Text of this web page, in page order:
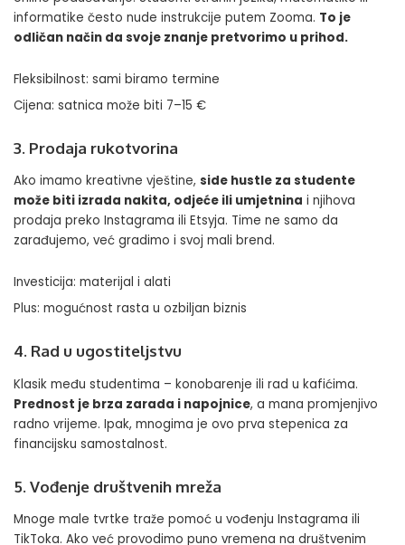
informatike često nude instrukcije putem Zooma. To je
odličan način da svoje znanje pretvorimo u prihod.
Fleksibilnost: sami biramo termine
Cijena: satnica može biti 7–15 €
3. Prodaja rukotvorina
Ako imamo kreativne vještine, side hustle za studente
može biti izrada nakita, odjeće ili umjetnina i njihova
prodaja preko Instagrama ili Etsyja. Time ne samo da
zarađujemo, već gradimo i svoj mali brend.
Investicija: materijal i alati
Plus: mogućnost rasta u ozbiljan biznis
4. Rad u ugostiteljstvu
Klasik među studentima – konobarenje ili rad u kafićima.
Prednost je brza zarada i napojnice, a mana promjenjivo
radno vrijeme. Ipak, mnogima je ovo prva stepenica za
financijsku samostalnost.
5. Vođenje društvenih mreža
Mnoge male tvrtke traže pomoć u vođenju Instagrama ili
TikToka. Ako već provodimo puno vremena na društvenim